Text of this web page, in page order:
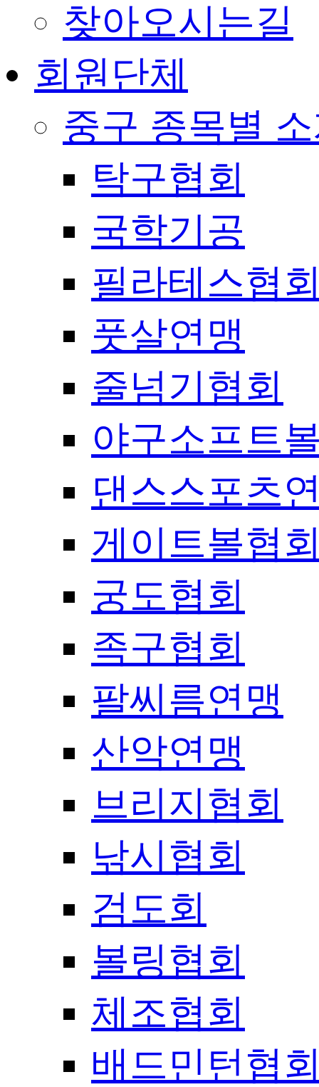
찾아오시는길
회원단체
중구 종목별
탁구협회
국학기공
필라테스협
풋살연맹
줄넘기협회
야구소프트
댄스스포츠
게이트볼협
궁도협회
족구협회
팔씨름연맹
산악연맹
브리지협회
낚시협회
검도회
볼링협회
체조협회
배드민턴협